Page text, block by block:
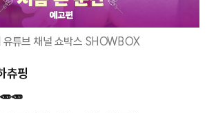
유튜브 채널 쇼박스 SHOWBOX
츄핑